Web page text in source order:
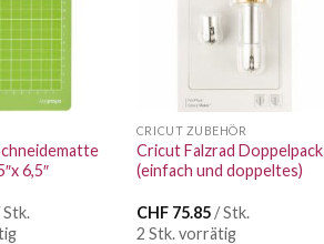
6,5″
Stk.
CRICUT ZUBEHÖR
Cricut Falzrad Doppelpack
(einfach und doppeltes)
CHF75.85/ Stk.
2 Stk. vorrätig